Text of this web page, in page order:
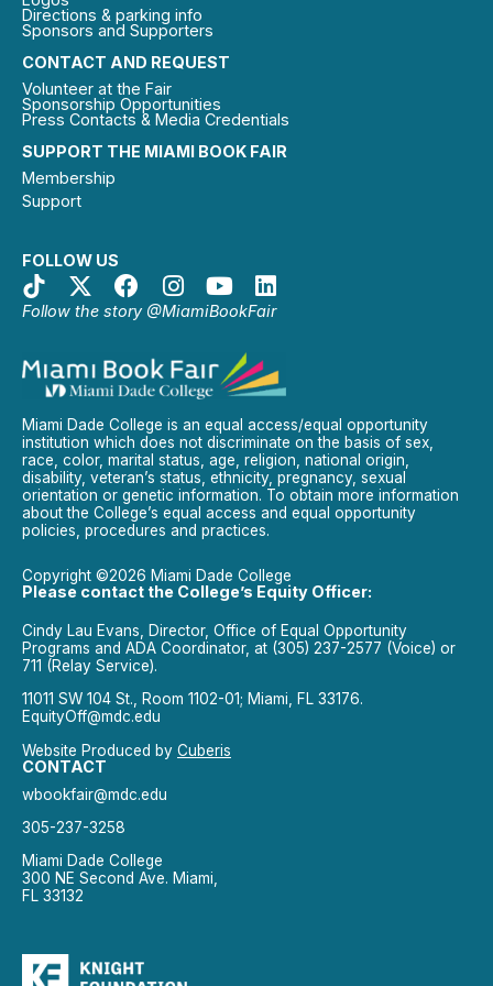
SUPPORT THE MIAMI BOOK FAIR
Membership
Support
FOLLOW US
Follow the story @MiamiBookFair
CONTACT AND REQUEST
Volunteer at the Fair
Sponsorship Opportunities
Press Contacts & Media Credentials
Directions & parking info
Sponsors and Supporters
Miami Dade College is an equal access/equal opportunity
institution which does not discriminate on the basis of sex,
race, color, marital status, age, religion, national origin,
disability, veteran’s status, ethnicity, pregnancy, sexual
orientation or genetic information. To obtain more information
about the College’s equal access and equal opportunity
policies, procedures and practices.
Copyright ©2026 Miami Dade College
Please contact the College’s Equity Officer:
Cindy Lau Evans, Director, Office of Equal Opportunity
Programs and ADA Coordinator, at (305) 237-2577 (Voice) or
711 (Relay Service).
11011 SW 104 St., Room 1102-01; Miami, FL 33176.
EquityOff@mdc.edu
Website Produced by Cuberis
CONTACT
wbookfair@mdc.edu
305-237-3258
Miami Dade College
300 NE Second Ave. Miami,
FL 33132